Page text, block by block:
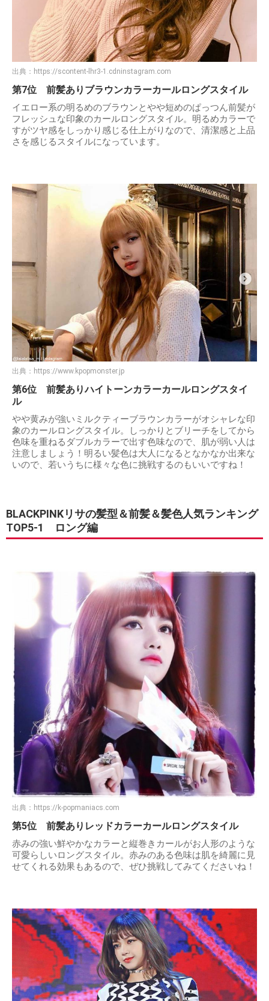
出典： https://scontent-lhr3-1.cdninstagram.com
第7位 前髪ありブラウンカラーカールロングスタイル
イエロー系の明るめのブラウンとやや短めのぱっつん前髪が
フレッシュな印象のカールロングスタイル。明るめカラーで
すがツヤ感をしっかり感じる仕上がりなので、清潔感と上品
さを感じるスタイルになっています。
出典： https://www.kpopmonster.jp
第6位 前髪ありハイトーンカラーカールロングスタイ
ル
やや黄みが強いミルクティーブラウンカラーがオシャレな印
象のカールロングスタイル。しっかりとブリーチをしてから
色味を重ねるダブルカラーで出す色味なので、肌が弱い人は
注意しましょう！明るい髪色は大人になるとなかなか出来な
いので、若いうちに様々な色に挑戦するのもいいですね！
BLACKPINKリサの髪型＆前髪＆髪色人気ランキング
TOP5-1 ロング編
出典： https://k-popmaniacs.com
第5位 前髪ありレッドカラーカールロングスタイル
赤みの強い鮮やかなカラーと縦巻きカールがお人形のような
可愛らしいロングスタイル。赤みのある色味は肌を綺麗に見
せてくれる効果もあるので、ぜひ挑戦してみてくださいね！